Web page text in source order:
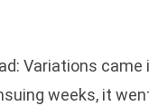
Variations
weeks, it